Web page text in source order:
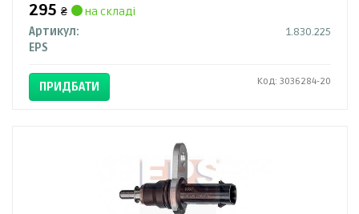
295 ₴
на складі
Артикул:
1.830.225
EPS
ПРИДБАТИ Код: 3036284-20